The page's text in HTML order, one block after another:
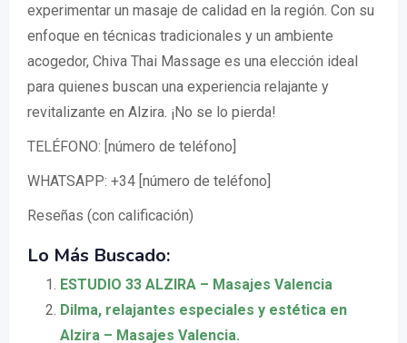
experimentar un masaje de calidad en la región. Con su
enfoque en técnicas tradicionales y un ambiente
acogedor, Chiva Thai Massage es una elección ideal
para quienes buscan una experiencia relajante y
revitalizante en Alzira. ¡No se lo pierda!
TELÉFONO: [número de teléfono]
WHATSAPP: +34 [número de teléfono]
Reseñas (con calificación)
Lo Más Buscado:
ESTUDIO 33 ALZIRA – Masajes Valencia
Dilma, relajantes especiales y estética en
Alzira – Masajes Valencia.